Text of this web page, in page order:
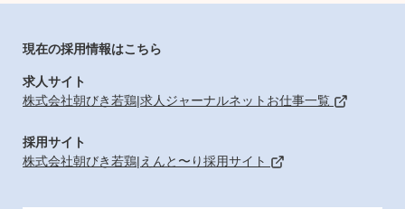
現在の採用情報はこちら
求人サイト
株式会社朝びき若鶏|求人ジャーナルネットお仕事一覧
採用サイト
株式会社朝びき若鶏|えんと〜り採用サイト